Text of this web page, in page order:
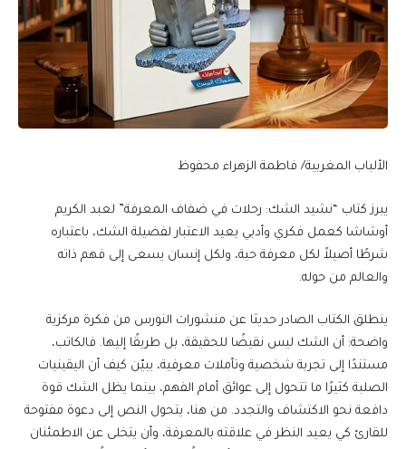
الألباب المغربية/ فاطمة الزهراء محفوظ
يبرز كتاب “نشيد الشك: رحلات في ضفاف المعرفة” لعبد الكريم
أوشاشا كعمل فكري وأدبي يعيد الاعتبار لفضيلة الشك، باعتباره
شرطًا أصيلاً لكل معرفة حية، ولكل إنسان يسعى إلى فهم ذاته
والعالم من حوله.
ينطلق الكتاب الصادر حديثا عن منشورات النورس من فكرة مركزية
واضحة: أن الشك ليس نقيضًا للحقيقة، بل طريقًا إليها. فالكاتب،
مستندًا إلى تجربة شخصية وتأملات معرفية، يبيّن كيف أن اليقينيات
الصلبة كثيرًا ما تتحول إلى عوائق أمام الفهم، بينما يظل الشك قوة
دافعة نحو الاكتشاف والتجدد. من هنا، يتحول النص إلى دعوة مفتوحة
للقارئ كي يعيد النظر في علاقته بالمعرفة، وأن يتخلى عن الاطمئنان